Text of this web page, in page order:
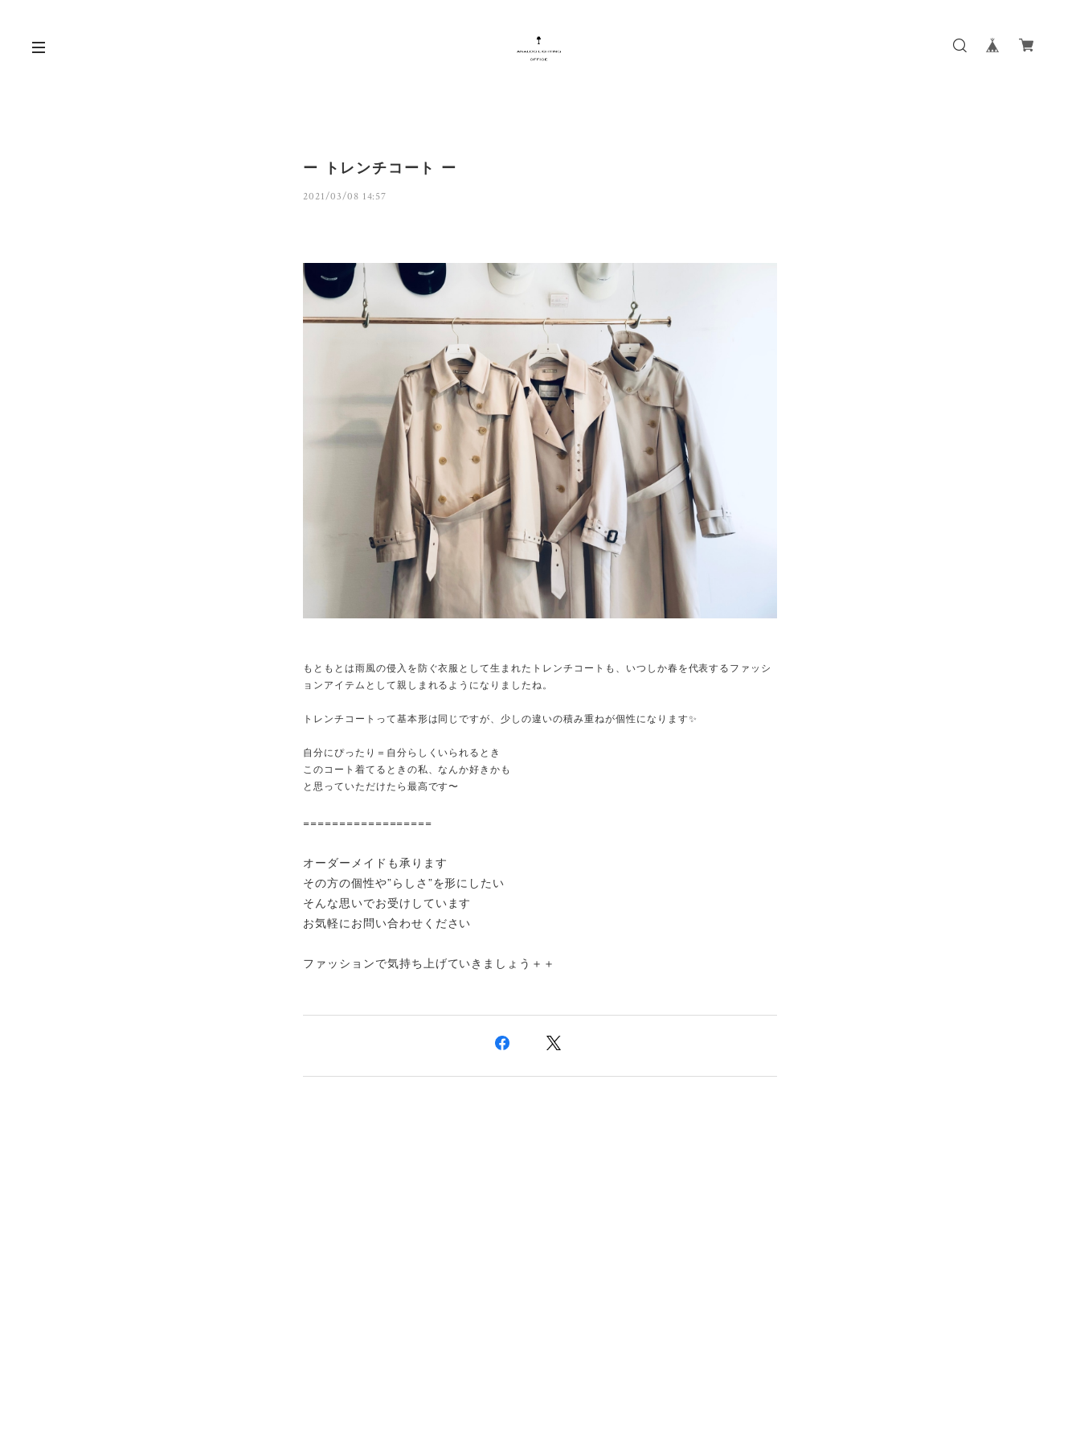
ー トレンチコート ー
2021/03/08 14:57
もともとは雨風の侵入を防ぐ衣服として生まれたトレンチコートも、いつしか春を代表するファッシ
ョンアイテムとして親しまれるようになりましたね。
トレンチコートって基本形は同じですが、少しの違いの積み重ねが個性になります✨
自分にぴったり＝自分らしくいられるとき
このコート着てるときの私、なんか好きかも
と思っていただけたら最高です〜
==================
オーダーメイドも承ります
その方の個性や”らしさ”を形にしたい
そんな思いでお受けしています
お気軽にお問い合わせください
ファッションで気持ち上げていきましょう＋＋